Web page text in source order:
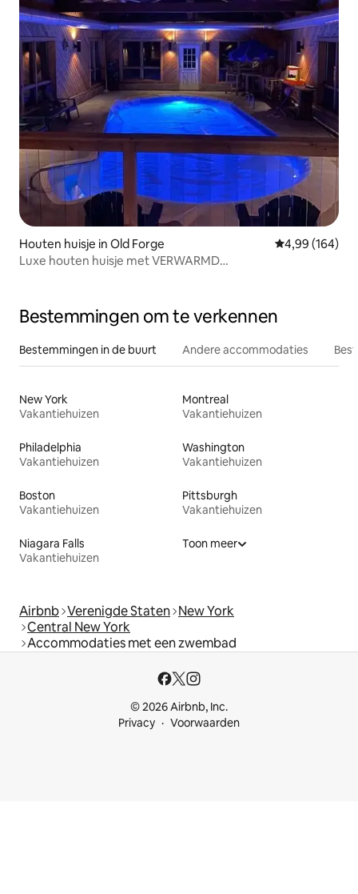
Houten huisje in Old Forge Gemiddelde
4,99 (164)
Luxe houten huisje met VERWARMD
Bestemmingen om te verkennen
Bestemmingen in de buurt Andere accommodaties
New York
Vakantiehuizen
Montreal
Vakantiehuizen
Philadelphia
Vakantiehuizen
Washington
Vakantiehuizen
Boston
Vakantiehuizen
Pittsburgh
Vakantiehuizen
Niagara Falls
Vakantiehuizen
Toon meer
Airbnb Verenigde Staten New York
Central New York
Accommodaties met een zwembad
© 2026 Airbnb, Inc.
Privacy
Voorwaarden